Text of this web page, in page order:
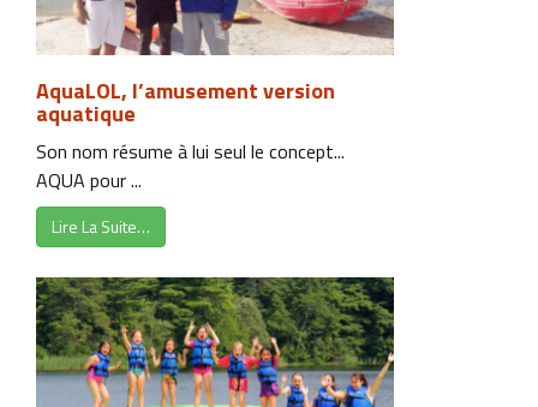
AquaLOL, l’amusement version
aquatique
Son nom résume à lui seul le concept...
AQUA pour ...
Lire La Suite…